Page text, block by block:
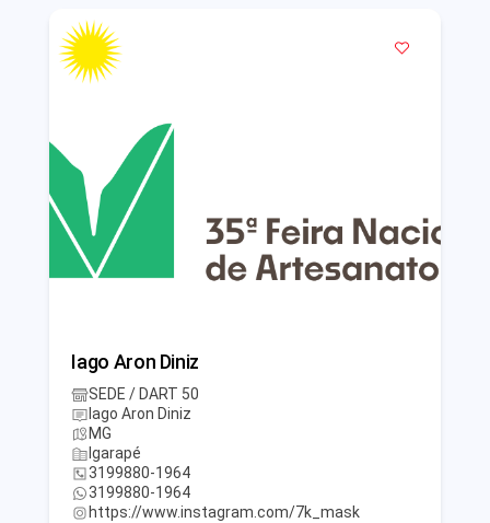
Iago Aron Diniz
SEDE / DART 50
Iago Aron Diniz
MG
Igarapé
3199880-1964
3199880-1964
https://www.instagram.com/7k_mask